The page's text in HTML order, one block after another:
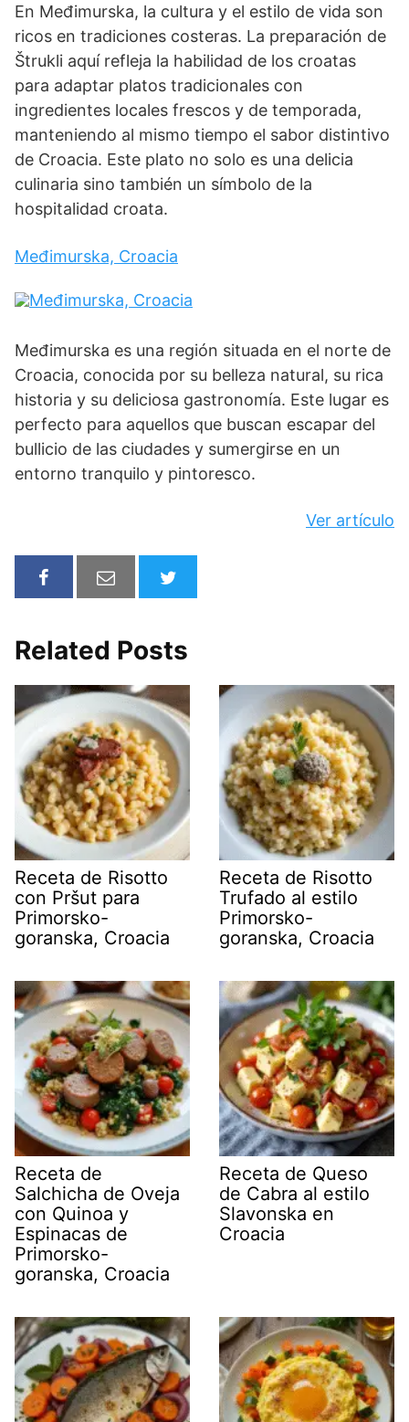
En Međimurska, la cultura y el estilo de vida son
ricos en tradiciones costeras. La preparación de
Štrukli aquí refleja la habilidad de los croatas
para adaptar platos tradicionales con
ingredientes locales frescos y de temporada,
manteniendo al mismo tiempo el sabor distintivo
de Croacia. Este plato no solo es una delicia
culinaria sino también un símbolo de la
hospitalidad croata.
Međimurska, Croacia
Međimurska es una región situada en el norte de
Croacia, conocida por su belleza natural, su rica
historia y su deliciosa gastronomía. Este lugar es
perfecto para aquellos que buscan escapar del
bullicio de las ciudades y sumergirse en un
entorno tranquilo y pintoresco.
Ver artículo
Related Posts
Receta de Risotto
con Pršut para
Primorsko-
goranska, Croacia
Receta de Risotto
Trufado al estilo
Primorsko-
goranska, Croacia
Receta de
Salchicha de Oveja
con Quinoa y
Espinacas de
Primorsko-
goranska, Croacia
Receta de Queso
de Cabra al estilo
Slavonska en
Croacia